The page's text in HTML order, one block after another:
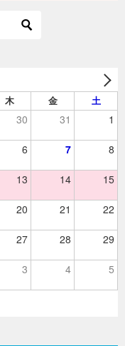
木 金 土
30 31 1
6 7 8
13 14 15
20 21 22
27 28 29
3 4 5